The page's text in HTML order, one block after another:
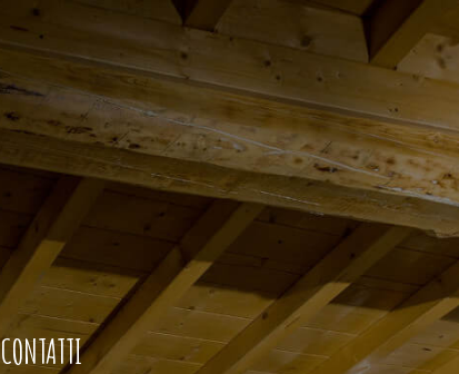
CONTATTI